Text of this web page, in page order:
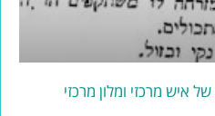
איש מרכזי ומלון מרכזי